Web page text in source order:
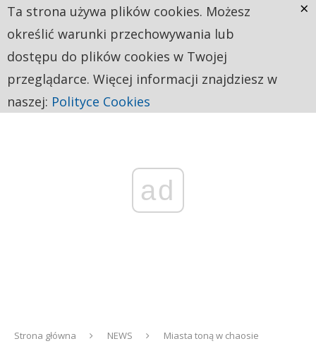
ad
Strona główna NEWS
Miasta toną w chaosie
Ta strona używa plików cookies. Możesz
określić warunki przechowywania lub
dostępu do plików cookies w Twojej
przeglądarce. Więcej informacji znajdziesz w
naszej: Polityce Cookies
×